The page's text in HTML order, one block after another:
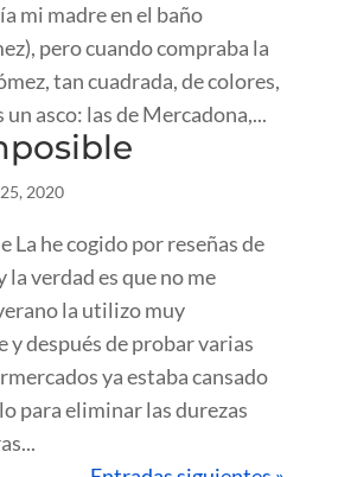
mi madre en el baño
pero cuando compraba la
tan cuadrada, de colores,
asco: las de Mercadona,...
2020
La he cogido por reseñas de
verdad es que no me
la utilizo muy
después de probar varias
ya estaba cansado
para eliminar las durezas